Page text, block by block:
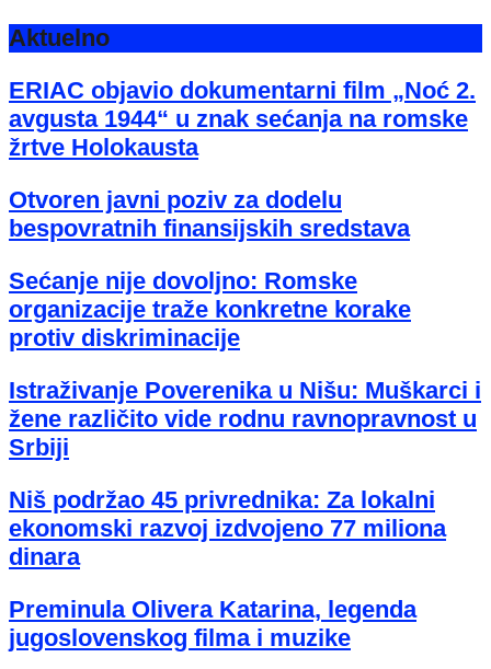
Aktuelno
ERIAC objavio dokumentarni film „Noć 2.
avgusta 1944“ u znak sećanja na romske
žrtve Holokausta
Otvoren javni poziv za dodelu
bespovratnih finansijskih sredstava
Sećanje nije dovoljno: Romske
organizacije traže konkretne korake
protiv diskriminacije
Istraživanje Poverenika u Nišu: Muškarci i
žene različito vide rodnu ravnopravnost u
Srbiji
Niš podržao 45 privrednika: Za lokalni
ekonomski razvoj izdvojeno 77 miliona
dinara
Preminula Olivera Katarina, legenda
jugoslovenskog filma i muzike